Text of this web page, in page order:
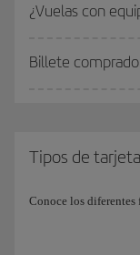
¿Vuelas con
Billete
Tipos de
Conoce los diferentes